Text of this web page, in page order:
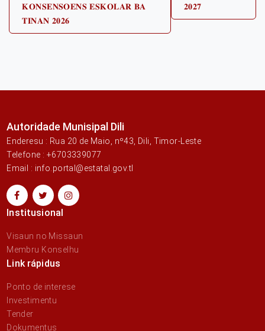
𝐊𝐎𝐍𝐒𝐄𝐍𝐒𝐎𝐄𝐍𝐒 𝐄𝐒𝐊𝐎𝐋𝐀𝐑 𝐁𝐀
𝐓𝐈𝐍𝐀𝐍 𝟐𝟎𝟐𝟔
𝟐𝟎𝟐𝟕
Autoridade Munisipal Dili
Enderesu : Rua 20 de Maio, nº43, Dili, Timor-Leste
Telefone : +6703339077
Email : info.portal@estatal.gov.tl
Institusional
Visaun no Missaun
Membru Konselhu
Link rápidus
Ponto de interese
Investimentu
Tender
Dokumentus